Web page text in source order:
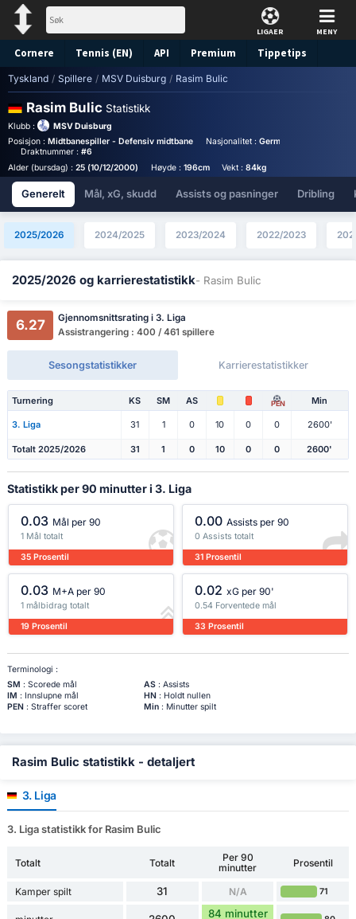
LIGAER MENY
Cornere Tennis (EN) API Premium Tippetips
Tyskland / Spillere / MSV Duisburg / Rasim Bulic
Rasim Bulic Statistikk
Klubb :
MSV Duisburg
Posisjon : Midtbanespiller - Defensiv midtbane Nasjonalitet : Germany
Draktnummer : #6
Alder (bursdag) : 25 (10/12/2000) Høyde : 196cm Vekt :84kg
Generelt Mål, xG, skudd Assists og pasninger Dribling
2025/2026 2024/2025 2023/2024 2022/2023
2025/2026 og karrierestatistikk- Rasim Bulic
6.27
Gjennomsnittsrating i 3. Liga
Assistrangering : 400 / 461 spillere
Sesongstatistikker Karrierestatistikker
Turnering KS SM AS PEN Min
3. Liga 31 1 0 10 0 0 2600'
Totalt 2025/2026 31 1 0 10 0 0 2600'
Statistikk per 90 minutter i 3. Liga
0.03 Mål per 90
1 Mål totalt
35 Prosentil
0.00 Assists per 90
0 Assists totalt
31 Prosentil
0.03 M+A per 90
1 målbidrag totalt
19 Prosentil
0.02 xG per 90'
0.54 Forventede mål
33 Prosentil
Terminologi :
SM : Scorede mål AS: Assists
IM : Innslupne mål HN: Holdt nullen
PEN: Straffer scoret Min: Minutter spilt
Rasim Bulic statistikk - detaljert
3. Liga
3. Liga statistikk for Rasim Bulic
Totalt Totalt
Per 90
minutter
Prosentil
Kamper spilt 31 N/A 71
84 minutter